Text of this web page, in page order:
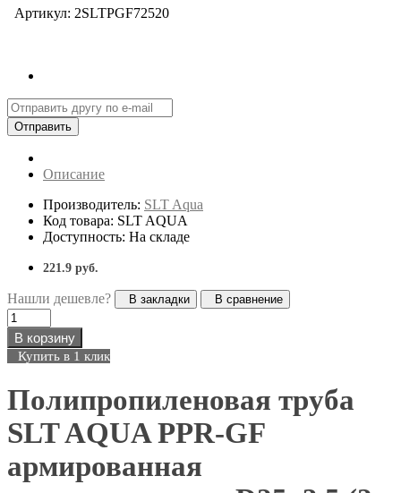
Артикул: 2SLTPGF72520
Отправить
Описание
Производитель: SLT Aqua
Код товара: SLT AQUA
Доступность: На складе
221.9 руб.
Нашли дешевле? В закладки В сравнение
В корзину
Купить в 1 клик
Полипропиленовая труба
SLT AQUA PPR-GF
армированная